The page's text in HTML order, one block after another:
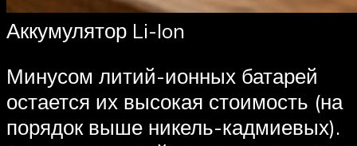
Аккумулятор Li-Ion
Минусом литий-ионных батарей
остается их высокая стоимость (на
порядок выше никель-кадмиевых).